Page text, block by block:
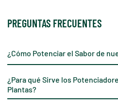
PREGUNTAS FRECUENTES
¿Cómo Potenciar el Sabor de
¿Para qué Sirve los
Plantas?